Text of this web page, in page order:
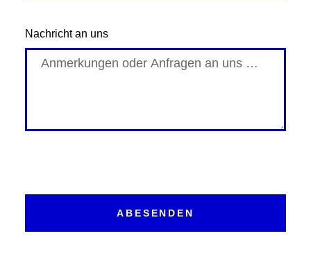
Nachricht an uns
ABESENDEN